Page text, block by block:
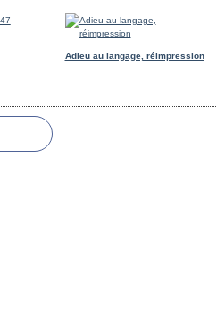
Adieu au langage, réimpression